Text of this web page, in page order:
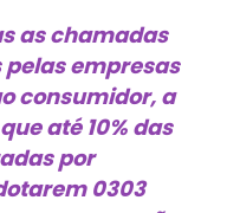
as chamadas
empresas
consumidor, a
até 10% das
por
0303